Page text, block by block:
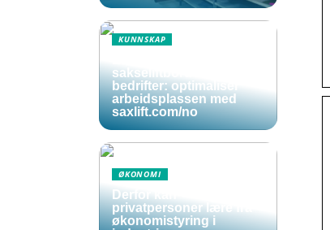
KUNNSKAP
sakseliftbord for norske
bedrifter: optimaliser
arbeidsplassen med
saxlift.com/no
ØKONOMI
Derfor kan
privatpersoner lære fra
økonomistyring i